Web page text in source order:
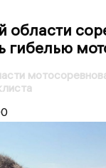
области
гибелью